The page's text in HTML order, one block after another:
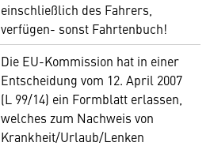
einschließlich des Fahrers,
verfügen- sonst Fahrtenbuch!
Die EU-Kommission hat in einer
Entscheidung vom 12. April 2007
(L 99/14) ein Formblatt erlassen,
welches zum Nachweis von
Krankheit/Urlaub/Lenken